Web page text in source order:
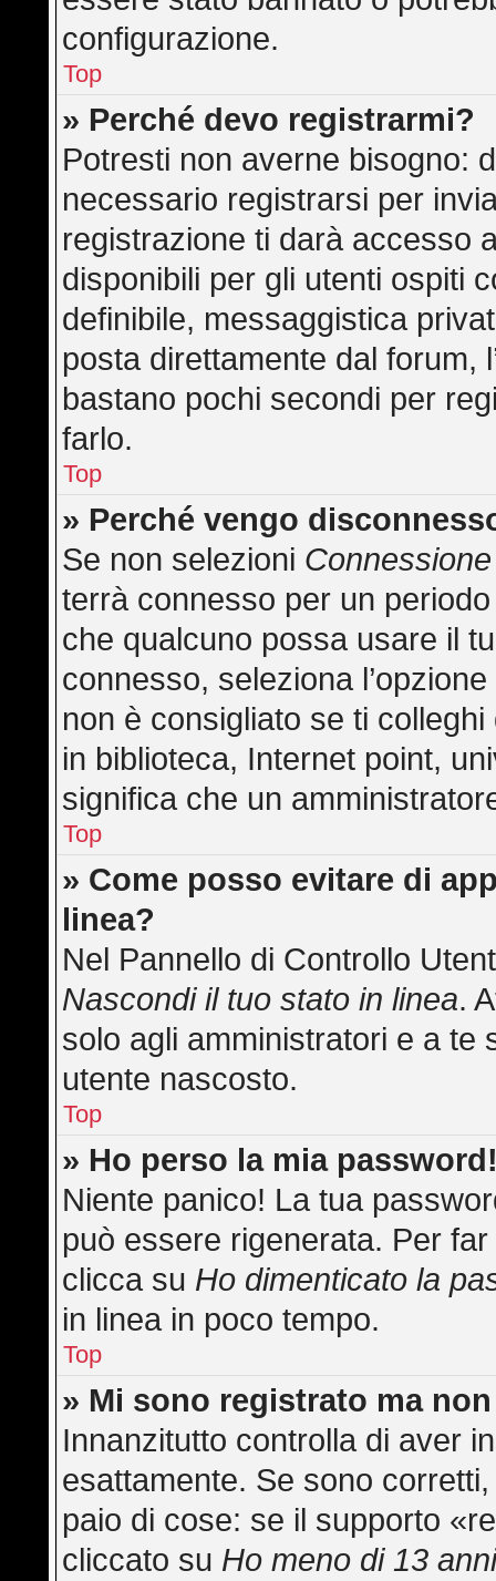
configurazione.
Top
» Perché devo registrarmi?
Potresti non averne bisogno:
necessario registrarsi per
registrazione ti darà accesso
disponibili per gli utenti ospiti
definibile, messaggistica
posta direttamente dal forum,
bastano pochi secondi per
farlo.
Top
» Perché vengo
Se non selezioni
terrà connesso per un
che qualcuno possa usare il
connesso, seleziona
non è consigliato se ti
in biblioteca, Internet point,
significa che un
Top
» Come posso evitare di
linea?
Nel Pannello di Controllo
Nascondi il tuo stato in linea.
solo agli amministratori e a te
utente nascosto.
Top
» Ho perso la mia
Niente panico! La tua
può essere rigenerata. Per
clicca su Ho dimenticato la
in linea in poco tempo.
Top
» Mi sono registrato ma
Innanzitutto controlla di aver
esattamente. Se sono
paio di cose: se il supporto
cliccato su Ho meno di 13